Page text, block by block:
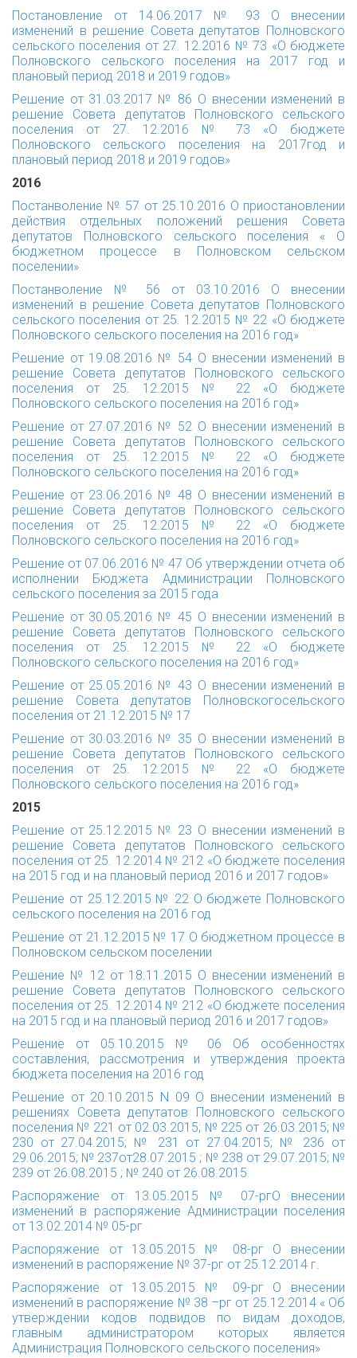
Постановление от 14.06.2017 № 93 О внесении
изменений в решение Совета депутатов Полновского
сельского поселения от 27. 12.2016 № 73 «О бюджете
Полновского сельского поселения на 2017 год и
плановый период 2018 и 2019 годов»
Решение от 31.03.2017 № 86 О внесении изменений в
решение Совета депутатов Полновского сельского
поселения от 27. 12.2016 № 73 «О бюджете
Полновского сельского поселения на 2017год и
плановый период 2018 и 2019 годов»
2016
Постанволение № 57 от 25.10.2016 О приостановлении
действия отдельных положений решения Совета
депутатов Полновского сельского поселения « О
бюджетном процессе в Полновском сельском
поселении»
Постанволение № 56 от 03.10.2016 О внесении
изменений в решение Совета депутатов Полновского
сельского поселения от 25. 12.2015 № 22 «О бюджете
Полновского сельского поселения на 2016 год»
Решение от 19.08.2016 № 54 О внесении изменений в
решение Совета депутатов Полновского сельского
поселения от 25. 12.2015 № 22 «О бюджете
Полновского сельского поселения на 2016 год»
Решение от 27.07.2016 № 52 О внесении изменений в
решение Совета депутатов Полновского сельского
поселения от 25. 12.2015 № 22 «О бюджете
Полновского сельского поселения на 2016 год»
Решение от 23.06.2016 № 48 О внесении изменений в
решение Совета депутатов Полновского сельского
поселения от 25. 12.2015 № 22 «О бюджете
Полновского сельского поселения на 2016 год»
Решение от 07.06.2016 № 47 Об утверждении отчета об
исполнении Бюджета Администрации Полновского
сельского поселения за 2015 года
Решение от 30.05.2016 № 45 О внесении изменений в
решение Совета депутатов Полновского сельского
поселения от 25. 12.2015 № 22 «О бюджете
Полновского сельского поселения на 2016 год»
Решение от 25.05.2016 № 43 О внесении изменений в
решение Совета депутатов Полновскогосельского
поселения от 21.12.2015 № 17
Решение от 30.03.2016 № 35 О внесении изменений в
решение Совета депутатов Полновского сельского
поселения от 25. 12.2015 № 22 «О бюджете
Полновского сельского поселения на 2016 год»
2015
Решение от 25.12.2015 № 23 О внесении изменений в
решение Совета депутатов Полновского сельского
поселения от 25. 12.2014 № 212 «О бюджете поселения
на 2015 год и на плановый период 2016 и 2017 годов»
Решение от 25.12.2015 № 22 О бюджете Полновского
сельского поселения на 2016 год
Решение от 21.12.2015 № 17 О бюджетном процессе в
Полновском сельском поселении
Решение № 12 от 18.11.2015 О внесении изменений в
решение Совета депутатов Полновского сельского
поселения от 25. 12.2014 № 212 «О бюджете поселения
на 2015 год и на плановый период 2016 и 2017 годов»
Решение от 05.10.2015 № 06 Об особенностях
составления, рассмотрения и утверждения проекта
бюджета поселения на 2016 год
Решение от 20.10.2015 N 09 О внесении изменений в
решениях Совета депутатов Полновского сельского
поселения № 221 от 02.03.2015; № 225 от 26.03.2015; №
230 от 27.04.2015; № 231 от 27.04.2015; № 236 от
29.06.2015; № 237от28.07.2015 ; № 238 от 29.07.2015; №
239 от 26.08.2015 ; № 240 от 26.08.2015.
Распоряжение от 13.05.2015 № 07-ргО внесении
изменений в распоряжение Администрации поселения
от 13.02.2014 № 05-рг
Распоряжение от 13.05.2015 № 08-рг О внесении
изменений в распоряжение № 37-рг от 25.12.2014 г.
Распоряжение от 13.05.2015 № 09-рг
О внесении
изменений в распоряжение № 38 –рг от 25.12.2014 « Об
утверждении кодов подвидов по видам доходов,
главным администратором которых является
Администрация Полновского сельского поселения»